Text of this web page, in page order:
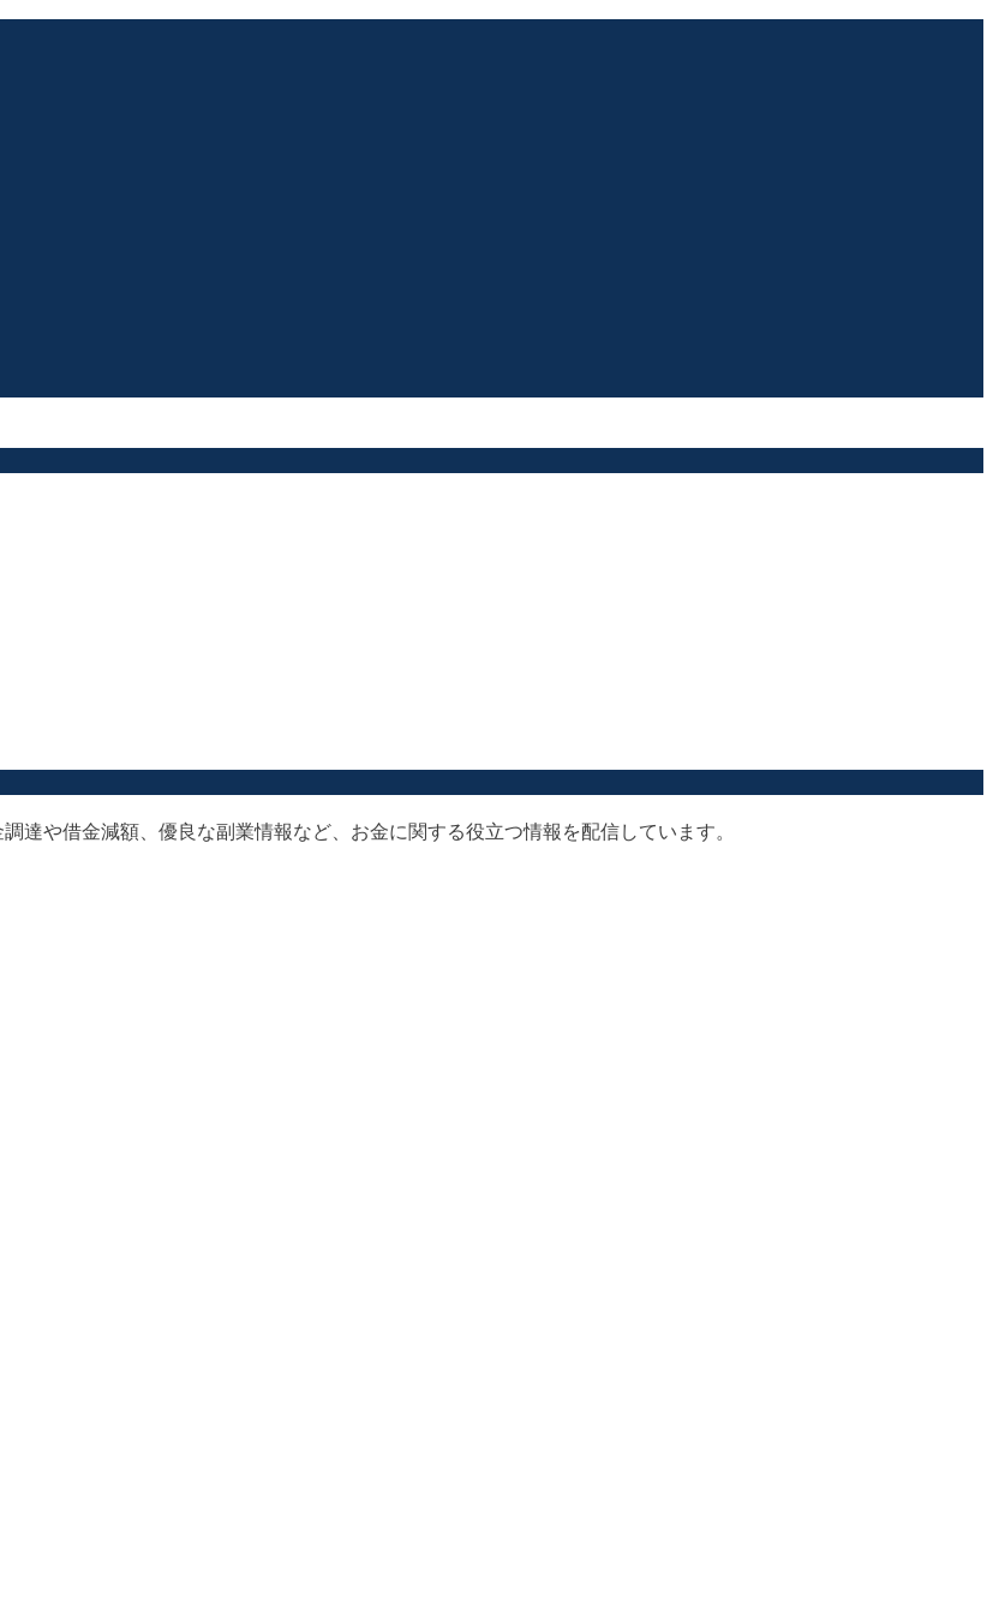
達や借金減額、優良な副業情報など、お金に関する役立つ情報を配信しています。